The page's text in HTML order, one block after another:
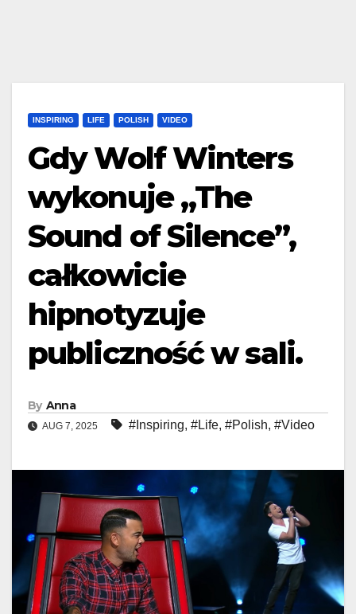
INSPIRING LIFE POLISH VIDEO
Gdy Wolf Winters
wykonuje „The
Sound of Silence”,
całkowicie
hipnotyzuje
publiczność w sali.
By Anna
AUG 7, 2025 #Inspiring, #Life, #Polish, #Video